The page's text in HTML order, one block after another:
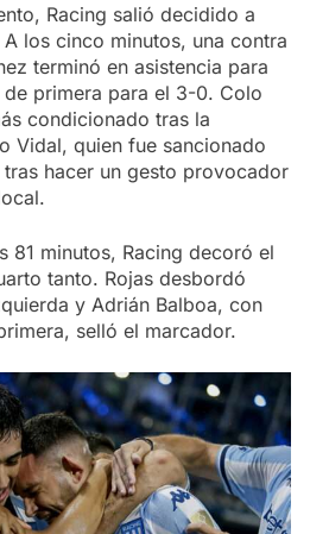
Racing salió decidido a
los cinco minutos, una contra
terminó en asistencia para
primera para el 3-0. Colo
condicionado tras la
Vidal, quien fue sancionado
hacer un gesto provocador
81 minutos, Racing decoró el
tanto. Rojas desbordó
y Adrián Balboa, con
selló el marcador.